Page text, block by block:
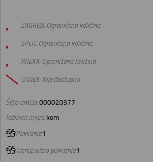
Šifra artikla:000020377
ZAGREB: Ograničena količina
SPLIT: Ograničena količina
RIJEKA: Ograničena količina
OSIJEK: Nije dostupno
Jedinica mjere:kom
Pakiranje:1
Transportno pakiranje:1